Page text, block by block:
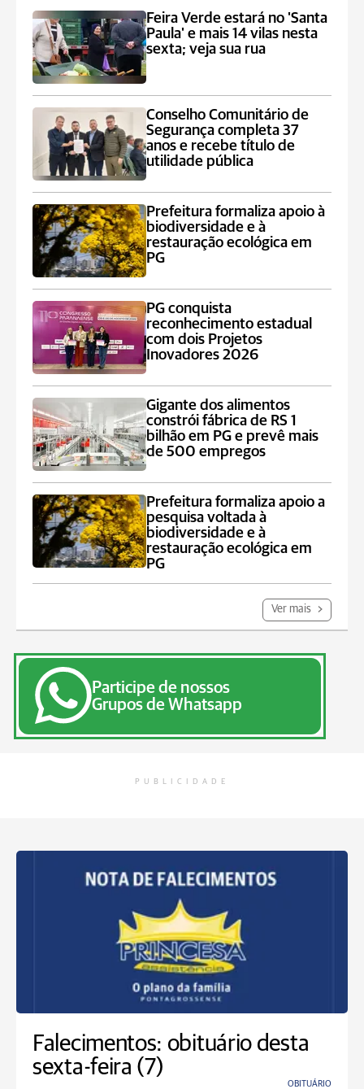
Feira Verde estará no 'Santa
Paula' e mais 14 vilas nesta
sexta; veja sua rua
Conselho Comunitário de
Segurança completa 37
anos e recebe título de
utilidade pública
Prefeitura formaliza apoio à
biodiversidade e à
restauração ecológica em
PG
PG conquista
reconhecimento estadual
com dois Projetos
Inovadores 2026
Gigante dos alimentos
constrói fábrica de RS 1
bilhão em PG e prevê mais
de 500 empregos
Prefeitura formaliza apoio a
pesquisa voltada à
biodiversidade e à
restauração ecológica em
PG
Ver mais
Participe de nossos
Grupos de Whatsapp
PUBLICIDADE
Falecimentos: obituário desta
sexta-feira (7)
OBITUÁRIO